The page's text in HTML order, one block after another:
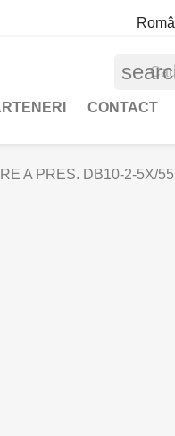
CONTACT
A PRES. DB10-2-5X/